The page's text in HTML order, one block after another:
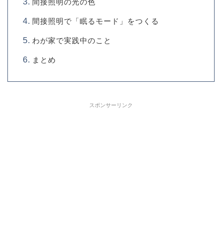
間接照明の光の色
間接照明で「眠るモード」をつくる
わが家で実践中のこと
まとめ
スポンサーリンク